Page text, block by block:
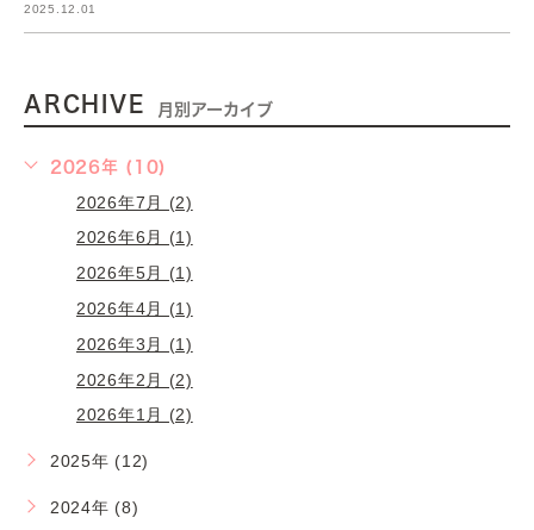
2025.12.01
ARCHIVE 月別アーカイブ
2026年 (10)
2026年7月 (2)
2026年6月 (1)
2026年5月 (1)
2026年4月 (1)
2026年3月 (1)
2026年2月 (2)
2026年1月 (2)
2025年 (12)
2024年 (8)